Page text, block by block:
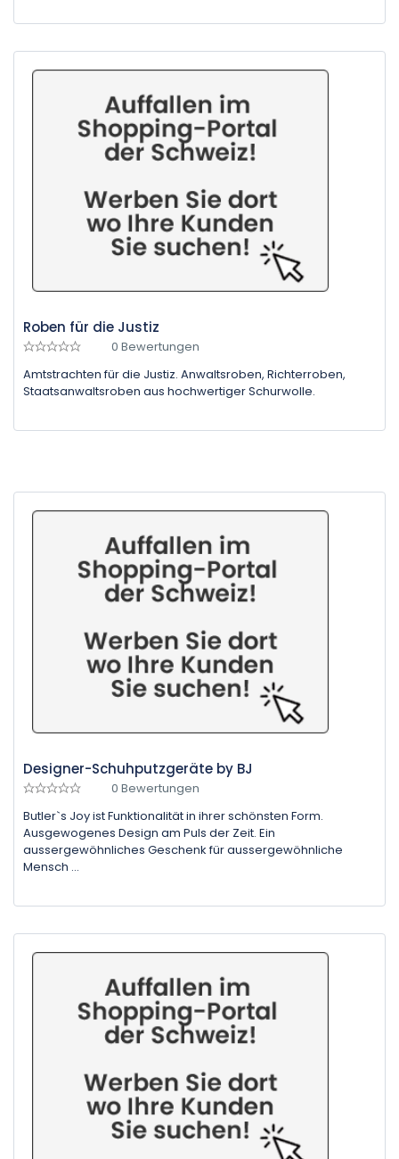
Roben für die Justiz
0 Bewertungen
Amtstrachten für die Justiz. Anwaltsroben, Richterroben,
Staatsanwaltsroben aus hochwertiger Schurwolle.
Designer-Schuhputzgeräte by BJ
0 Bewertungen
Butler`s Joy ist Funktionalität in ihrer schönsten Form.
Ausgewogenes Design am Puls der Zeit. Ein
aussergewöhnliches Geschenk für aussergewöhnliche
Mensch ...